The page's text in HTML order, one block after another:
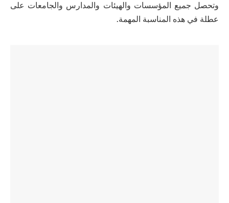
وتحصل جميع المؤسسات والهيئات والمدارس والجامعات على
عطلة في هذه المناسبة المهمة.